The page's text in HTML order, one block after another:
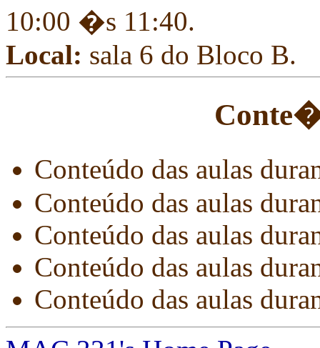
10:00 �s 11:40.
Local: sala 6 do Bloco B.
Conteúdo das aulas
Conteúdo das aulas
Conteúdo das aulas
Conteúdo das aulas
Conteúdo das aulas